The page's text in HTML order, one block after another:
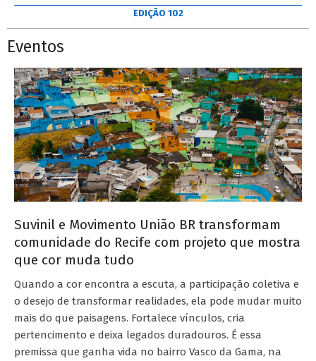
EDIÇÃO 102
Eventos
Suvinil e Movimento União BR transformam
comunidade do Recife com projeto que mostra
que cor muda tudo
Quando a cor encontra a escuta, a participação coletiva e
o desejo de transformar realidades, ela pode mudar muito
mais do que paisagens. Fortalece vínculos, cria
pertencimento e deixa legados duradouros. É essa
premissa que ganha vida no bairro Vasco da Gama, na